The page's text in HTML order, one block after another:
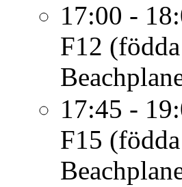
17:00 -
F12
17:45 -
F15